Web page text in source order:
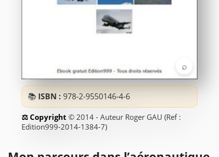
⌕
📚 ISBN : 978-2-9550146-4-6
© 2014 - Auteur Roger GAU (Ref :
Edition999-2014-1384-7)